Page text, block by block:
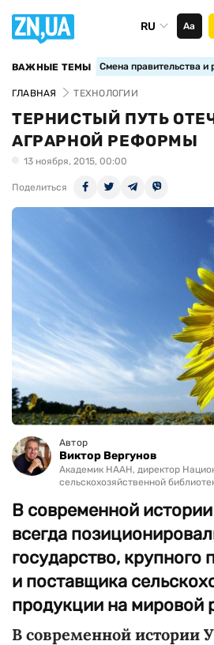
RU Аа
ВАЖНЫЕ ТЕМЫ Смена правительства и
ГЛАВНАЯ ТЕХНОЛОГИИ
ТЕРНИСТЫЙ ПУТЬ
АГРАРНОЙ РЕФОРМЫ
13 ноября, 2015, 00:00
Поделиться
Автор
Виктор Вергунов
Академик НААН, директор
сельскохозяйственной
В современной
всегда
государство, крупного
и поставщика
продукции на мировой
В современной истории